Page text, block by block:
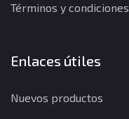
Términos y condiciones
Enlaces útiles
Nuevos productos